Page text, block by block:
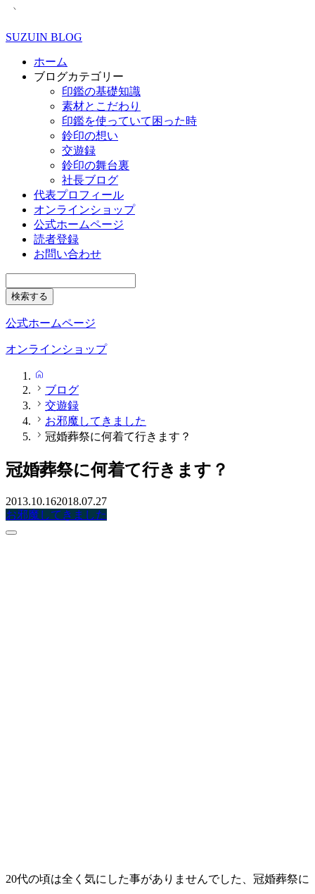
SUZUIN BLOG
ホーム
ブログカテゴリー
印鑑の基礎知識
素材とこだわり
印鑑を使っていて困った時
鈴印の想い
交遊録
鈴印の舞台裏
社長ブログ
代表プロフィール
オンラインショップ
公式ホームページ
読者登録
お問い合わせ
公式ホームページ
オンラインショップ
ブログ
交遊録
お邪魔してきました
冠婚葬祭に何着て行きます？
冠婚葬祭に何着て行きます？
2013.10.162018.07.27
お邪魔してきました
20代の頃は全く気にした事がありませんでした、冠婚葬祭に